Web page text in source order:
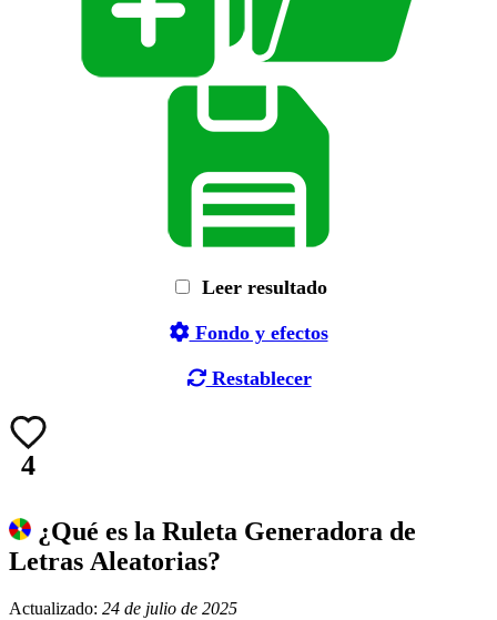
Leer resultado
Fondo y efectos
Restablecer
4
¿Qué es la Ruleta Generadora de
Letras Aleatorias?
Actualizado: 24 de julio de 2025